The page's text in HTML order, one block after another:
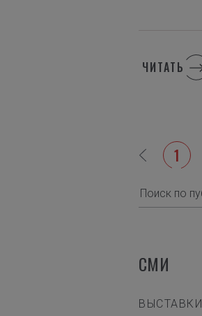
СМИ
ВЫСТАВКИ
ЧИТАТЬ
1